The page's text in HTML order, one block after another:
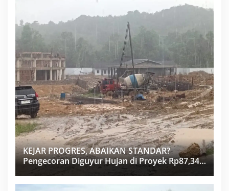
KEJAR PROGRES, ABAIKAN STANDAR?
Pengecoran Diguyur Hujan di Proyek Rp87,34
Miliar Sukma Nias, Konsultan, Pengawas dan
PPK Bungkam